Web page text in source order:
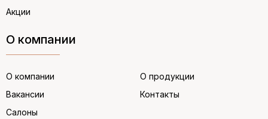
Акции
О компании
О компании
Вакансии
Салоны
О продукции
Контакты